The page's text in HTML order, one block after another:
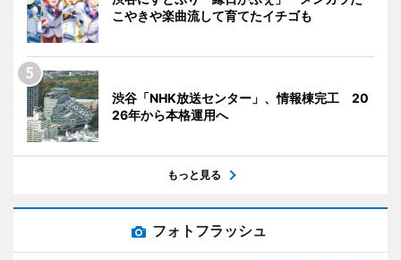
こやきや楽曲流して育てたイチゴも
渋谷「NHK放送センター」、情報棟完工 20
26年から本格運用へ
もっと見る
フォトフラッシュ